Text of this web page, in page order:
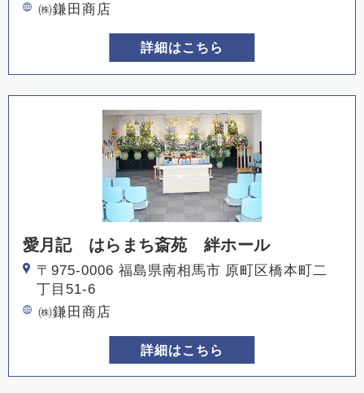
㈱鎌田商店
詳細はこちら
愛月記 はらまち斎苑 絆ホール
〒975-0006 福島県南相馬市 原町区橋本町二
丁目51-6
㈱鎌田商店
詳細はこちら